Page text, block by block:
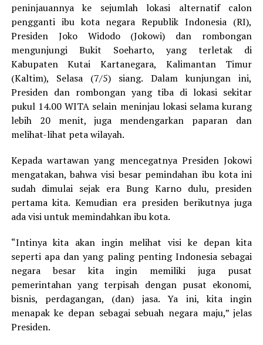
peninjauannya ke sejumlah lokasi alternatif calon
pengganti ibu kota negara Republik Indonesia (RI),
Presiden Joko Widodo (Jokowi) dan rombongan
mengunjungi Bukit Soeharto, yang terletak di
Kabupaten Kutai Kartanegara, Kalimantan Timur
(Kaltim), Selasa (7/5) siang. Dalam kunjungan ini,
Presiden dan rombongan yang tiba di lokasi sekitar
pukul 14.00 WITA selain meninjau lokasi selama kurang
lebih 20 menit, juga mendengarkan paparan dan
melihat-lihat peta wilayah.
Kepada wartawan yang mencegatnya Presiden Jokowi
mengatakan, bahwa visi besar pemindahan ibu kota ini
sudah dimulai sejak era Bung Karno dulu, presiden
pertama kita. Kemudian era presiden berikutnya juga
ada visi untuk memindahkan ibu kota.
“Intinya kita akan ingin melihat visi ke depan kita
seperti apa dan yang paling penting Indonesia sebagai
negara besar kita ingin memiliki juga pusat
pemerintahan yang terpisah dengan pusat ekonomi,
bisnis, perdagangan, (dan) jasa. Ya ini, kita ingin
menapak ke depan sebagai sebuah negara maju,” jelas
Presiden.